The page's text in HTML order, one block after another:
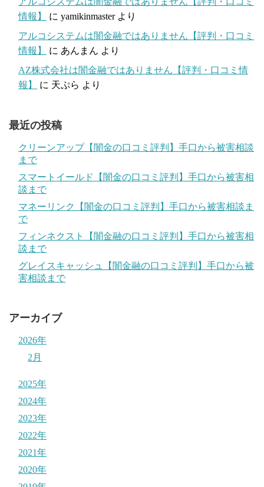
情報】
に yamikinmasterより
アルコシステムは闇金融ではありません【評判・口コミ
情報】
に あんまん より
AZ株式会社は闇金融ではありません【評判・口コミ情
報】
に 天ぷら より
最近の投稿
クリーンアップ【闇金の口コミ評判】手口から被害相談
まで
スマートイールド【闇金の口コミ評判】手口から被害相
談まで
マネーリンク【闇金の口コミ評判】手口から被害相談ま
で
フィンネクスト【闇金融の口コミ評判】手口から被害相
談まで
グレイスキャッシュ【闇金融の口コミ評判】手口から被
害相談まで
アーカイブ
2026年
2月
2025年
2024年
2023年
2022年
2021年
2020年